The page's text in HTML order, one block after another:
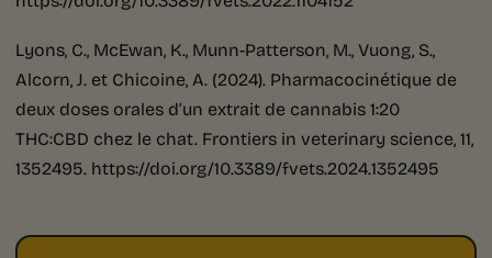
Lyons, C., McEwan, K., Munn-Patterson, M., Vuong, S.,
Alcorn, J. et Chicoine, A. (2024). Pharmacocinétique de
deux doses orales d’un extrait de cannabis 1:20
THC:CBD chez le chat. Frontiers in veterinary science, 11,
1352495. https://doi.org/10.3389/fvets.2024.1352495